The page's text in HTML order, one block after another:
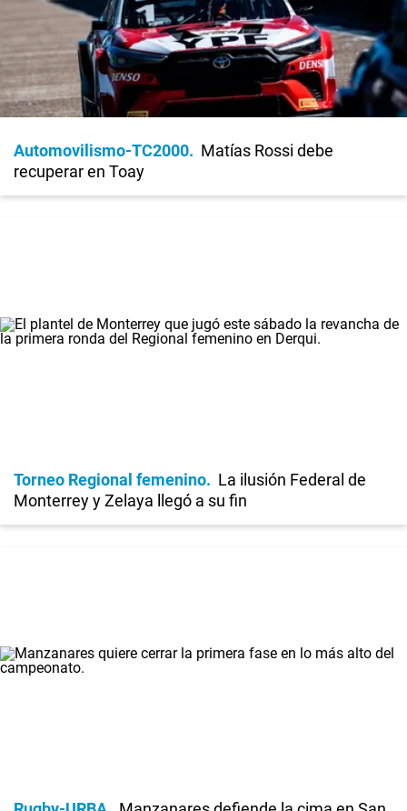
Automovilismo-TC2000
Matías Rossi debe
recuperar en Toay
Torneo Regional femenino
La ilusión Federal de
Monterrey y Zelaya llegó a su fin